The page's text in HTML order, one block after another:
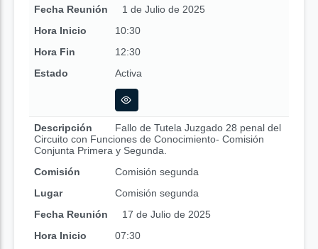
Fecha Reunión
1 de Julio de 2025
Hora Inicio
10:30
Hora Fin
12:30
Estado
Activa
Descripción
Fallo de Tutela Juzgado 28 penal del
Circuito con Funciones de Conocimiento- Comisión
Conjunta Primera y Segunda.
Comisión
Comisión segunda
Lugar
Comisión segunda
Fecha Reunión
17 de Julio de 2025
Hora Inicio
07:30